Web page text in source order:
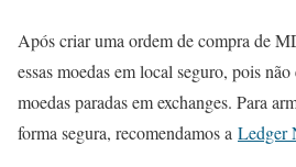
Após criar uma ordem de compra de
essas moedas em local seguro, pois
moedas paradas em exchanges. Para
forma segura, recomendamos a Ledger